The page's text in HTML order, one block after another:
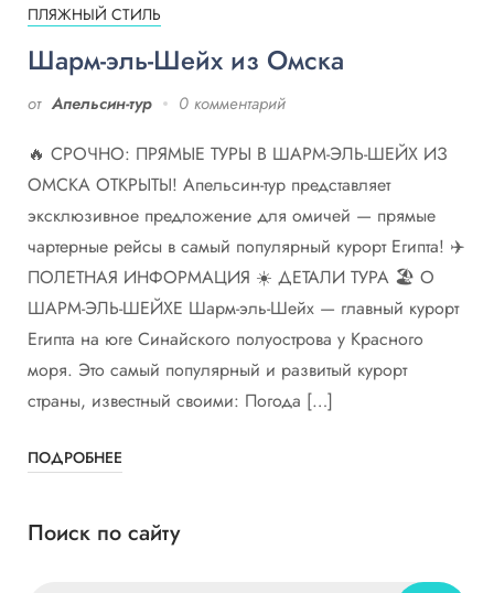
ПЛЯЖНЫЙ СТИЛЬ
Шарм-эль-Шейх из Омска
от Апельсин-тур 0 комментарий
🔥 СРОЧНО: ПРЯМЫЕ ТУРЫ В ШАРМ-ЭЛЬ-ШЕЙХ ИЗ
ОМСКА ОТКРЫТЫ! Апельсин-тур представляет
эксклюзивное предложение для омичей — прямые
чартерные рейсы в самый популярный курорт Египта! ✈️
ПОЛЕТНАЯ ИНФОРМАЦИЯ ☀️ ДЕТАЛИ ТУРА 🏖️ О
ШАРМ-ЭЛЬ-ШЕЙХЕ Шарм-эль-Шейх — главный курорт
Египта на юге Синайского полуострова у Красного
моря. Это самый популярный и развитый курорт
страны, известный своими: Погода […]
ПОДРОБНЕЕ
Поиск по сайту